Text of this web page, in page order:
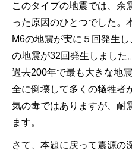
このタイプの地震では、余
った原因のひとつでした。
M6の地震が実に５回発生
の地震が32回発生しました。
過去200年で最も大きな地
全に倒壊して多くの犠牲者
気の毒ではありますが、耐
ます。
さて、本題に戻って震源の